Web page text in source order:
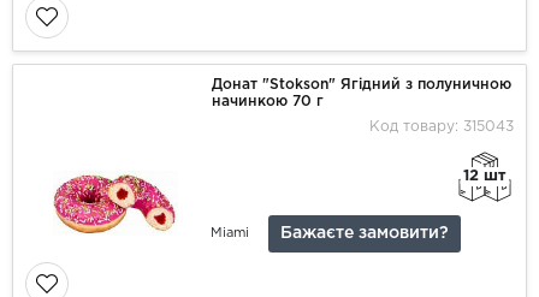
Донат "Stokson" Ягідний з полуничною
начинкою 70 г
Код товару: 315043
12 шт
Miami Бажаєте замовити?